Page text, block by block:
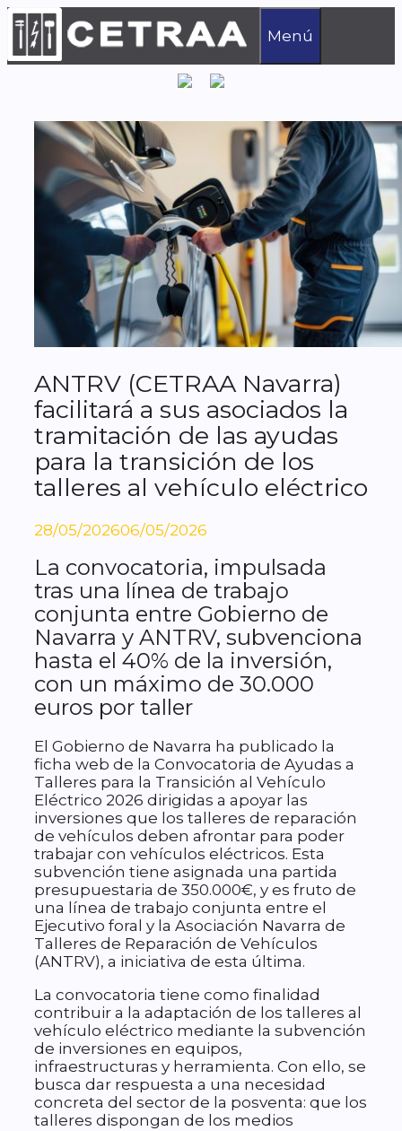
Saltar
al
contenido
Menú
ANTRV (CETRAA Navarra)
facilitará a sus asociados la
tramitación de las ayudas
para la transición de los
talleres al vehículo eléctrico
28/05/202606/05/2026
La convocatoria, impulsada
tras una línea de trabajo
conjunta entre Gobierno de
Navarra y ANTRV, subvenciona
hasta el 40% de la inversión,
con un máximo de 30.000
euros por taller
El Gobierno de Navarra ha publicado la
ficha web de la Convocatoria de Ayudas a
Talleres para la Transición al Vehículo
Eléctrico 2026 dirigidas a apoyar las
inversiones que los talleres de reparación
de vehículos deben afrontar para poder
trabajar con vehículos eléctricos. Esta
subvención tiene asignada una partida
presupuestaria de 350.000€, y es fruto de
una línea de trabajo conjunta entre el
Ejecutivo foral y la Asociación Navarra de
Talleres de Reparación de Vehículos
(ANTRV), a iniciativa de esta última.
La convocatoria tiene como finalidad
contribuir a la adaptación de los talleres al
vehículo eléctrico mediante la subvención
de inversiones en equipos,
infraestructuras y herramienta. Con ello, se
busca dar respuesta a una necesidad
concreta del sector de la posventa: que los
talleres dispongan de los medios